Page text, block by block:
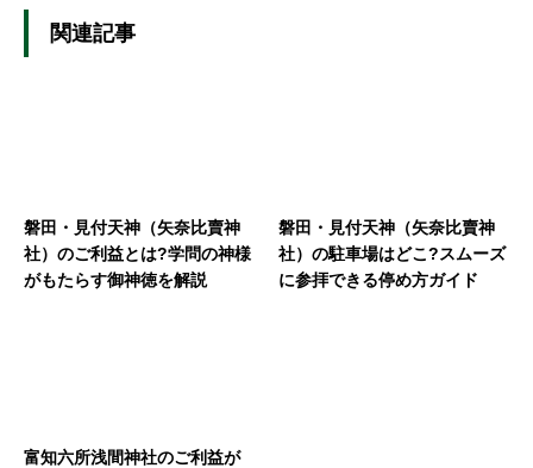
関連記事
磐田・見付天神（矢奈比賣神
社）のご利益とは?学問の神様
がもたらす御神徳を解説
磐田・見付天神（矢奈比賣神
社）の駐車場はどこ?スムーズ
に参拝できる停め方ガイド
富知六所浅間神社のご利益が